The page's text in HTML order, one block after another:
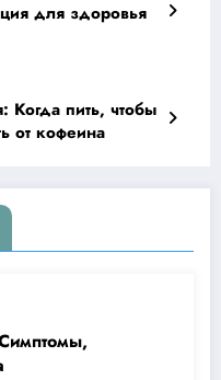
для здоровья
пить, чтобы
от кофеина